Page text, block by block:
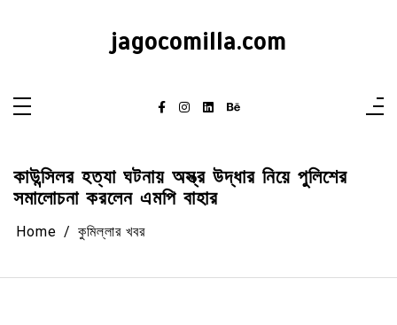
jagocomilla.com
কাউন্সিলর হত্যা ঘটনায় অস্ত্র উদ্ধার নিয়ে পুলিশের
সমালোচনা করলেন এমপি বাহার
Home কুমিল্লার খবর